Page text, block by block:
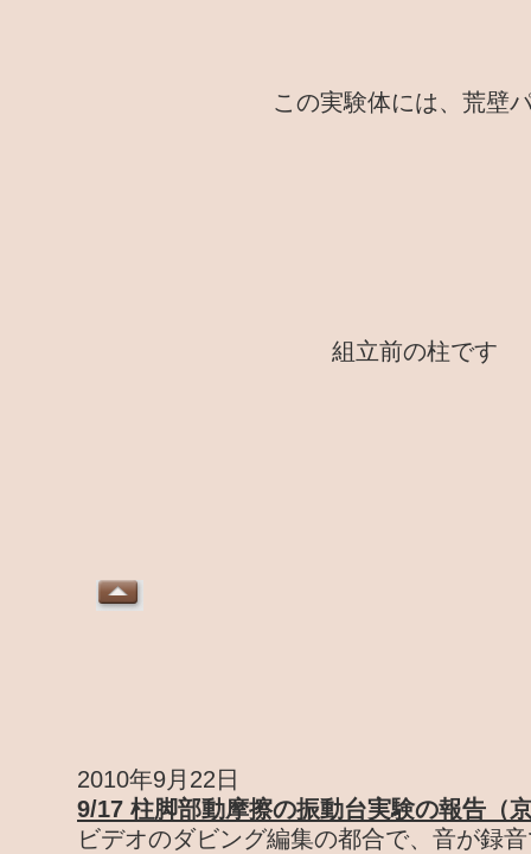
この実験体には、荒壁
組立前の柱です
2010年9月22日
9/17 柱脚部動摩擦の振動台実験の報告（
ビデオのダビング編集の都合で、音が録